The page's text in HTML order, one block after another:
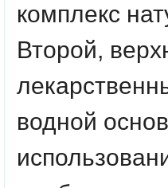
комплекс
Второй,
водной